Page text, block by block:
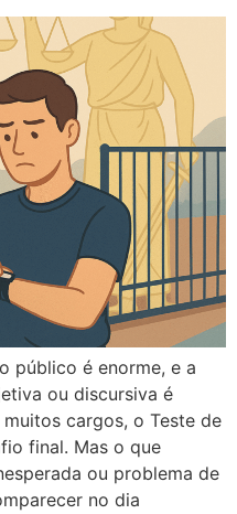
público é enorme, e a
ou discursiva é
cargos, o Teste de
final. Mas o que
ou problema de
no dia